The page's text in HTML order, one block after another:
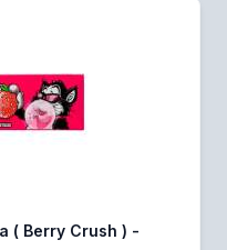
( Berry Crush ) -